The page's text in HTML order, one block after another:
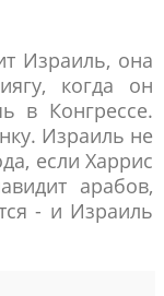
Израиль, она
когда он
в Конгрессе.
Израиль не
если Харрис
арабов,
- и Израиль